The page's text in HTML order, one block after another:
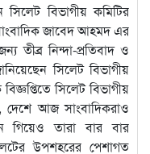
সিলেট বিভাগীয় কমিটির
জাবেদ আহমদ এর
তীব্র নিন্দা-প্রতিবাদ ও
সিলেট বিভাগীয়
সিলেট বিভাগীয়
দেশে আজ সাংবাদিকরাও
গিয়েও তারা বার বার
উপশহরের পেশাগত